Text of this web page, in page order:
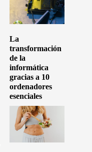
La
transformación
de la
informática
gracias a 10
ordenadores
esenciales